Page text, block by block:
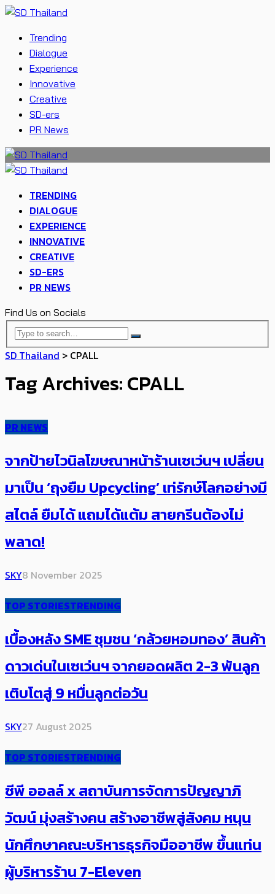
Trending
Dialogue
Experience
Innovative
Creative
SD-ers
PR News
TRENDING
DIALOGUE
EXPERIENCE
INNOVATIVE
CREATIVE
SD-ERS
PR NEWS
Find Us on Socials
SD Thailand > CPALL
Tag Archives: CPALL
PR NEWS
จากป้ายไวนิลโฆษณาหน้าร้านเซเว่นฯ เปลี่ยน
มาเป็น ‘ถุงยืม Upcycling’ เท่รักษ์โลกอย่างมี
สไตล์ ยืมได้ แถมได้แต้ม สายกรีนต้องไม่
พลาด!
SKY8 November 2025
TOP STORIESTRENDING
เบื้องหลัง SME ชุมชน ‘กล้วยหอมทอง’ สินค้า
ดาวเด่นในเซเว่นฯ จากยอดผลิต 2-3 พันลูก
เติบโตสู่ 9 หมื่นลูกต่อวัน
SKY27 August 2025
TOP STORIESTRENDING
ซีพี ออลล์ x สถาบันการจัดการปัญญาภิ
วัฒน์ มุ่งสร้างคน สร้างอาชีพสู่สังคม หนุน
นักศึกษาคณะบริหารธุรกิจมืออาชีพ ขึ้นแท่น
ผู้บริหารร้าน 7-Eleven